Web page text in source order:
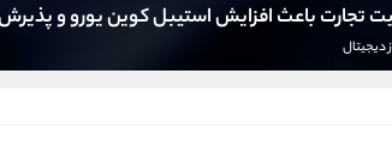
تجارت باعث افزایش استیبل کوین یورو و
دیجیتال